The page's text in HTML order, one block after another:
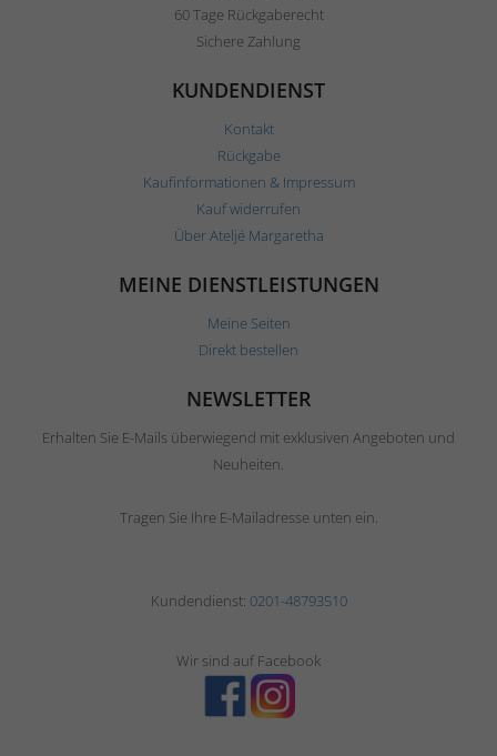
60 Tage Rückgaberecht
Sichere Zahlung
KUNDENDIENST
Kontakt
Rückgabe
Kaufinformationen & Impressum
Kauf widerrufen
Über Ateljé Margaretha
MEINE DIENSTLEISTUNGEN
Meine Seiten
Direkt bestellen
NEWSLETTER
Erhalten Sie E-Mails überwiegend mit exklusiven Angeboten und
Neuheiten.
Tragen Sie Ihre E-Mailadresse unten ein.
Kundendienst: 0201-48793510
Wir sind auf Facebook